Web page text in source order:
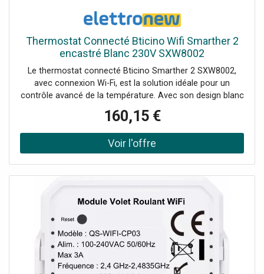
Thermostat Connecté Bticino Wifi Smarther 2
encastré Blanc 230V SXW8002
Le thermostat connecté Bticino Smarther 2 SXW8002,
avec connexion Wi-Fi, est la solution idéale pour un
contrôle avancé de la température. Avec son design blanc
épuré et son installation encastrée, il offre une interface
intuitive et des fonctionnalités intelligentes pour garantir
un maximum de confort et d'économies d'énergie :
Connexion Wi-Fi: contrôle à distance via l'application
ou 90 minutes. Surveillance avancée: mesure de la
température et de l'humidité. Intégration intelligente:
compatible avec les vannes thermostatiques Netatmo.
Programmation intuitive: personnalisable via l'appli ou en
local. Design élégant: finition blanche avec installation
encastrée. Installation encastrée : Sur boîtes art.503E ou
art.500 (pour art.500 prévoir fixation avec chevilles dans le
160,15 €